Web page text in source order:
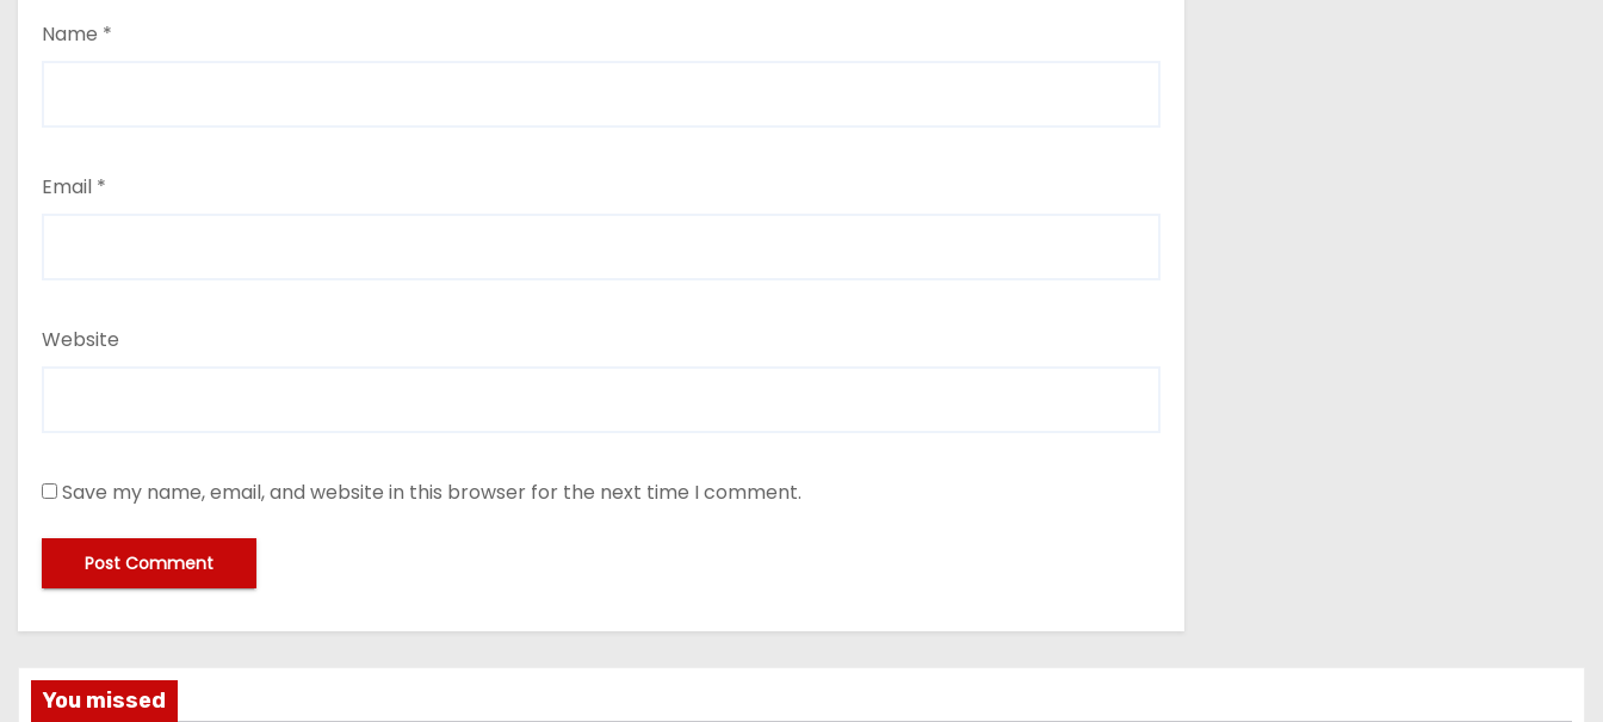
Name *
Email *
Website
Save my name, email, and website in this browser for the next time I comment.
You missed